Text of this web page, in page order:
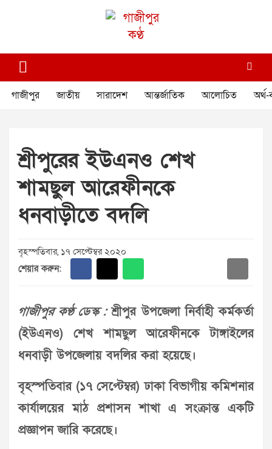
গাজীপুর কণ্ঠ
গাজীপুর জাতীয় সারাদেশ আন্তর্জাতিক আলোচিত অর্থ-
শ্রীপুরের ইউএনও শেখ
শামছুল আরেফীনকে
ধনবাড়ীতে বদলি
বৃহস্পতিবার, ১৭ সেপ্টেম্বর ২০২০
শেয়ার করুন:
গাজীপুর কণ্ঠ ডেস্ক :শ্রীপুর উপজেলা নির্বাহী কর্মকর্তা
(ইউএনও) শেখ শামছুল আরেফীনকে টাঙ্গাইলের
ধনবাড়ী উপজেলায় বদলির করা হয়েছে।
বৃহস্পতিবার (১৭ সেপ্টেম্বর) ঢাকা বিভাগীয় কমিশনার
কার্যালয়ের মাঠ প্রশাসন শাখা এ সংক্রান্ত একটি
প্রজ্ঞাপন জারি করেছে।